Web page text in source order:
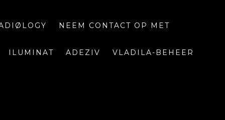
NEEM CONTACT OP MET
ILUMINAT ADEZIV VLADILA-BEHEER